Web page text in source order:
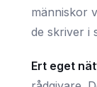
människor
de skriver i
Ert eget